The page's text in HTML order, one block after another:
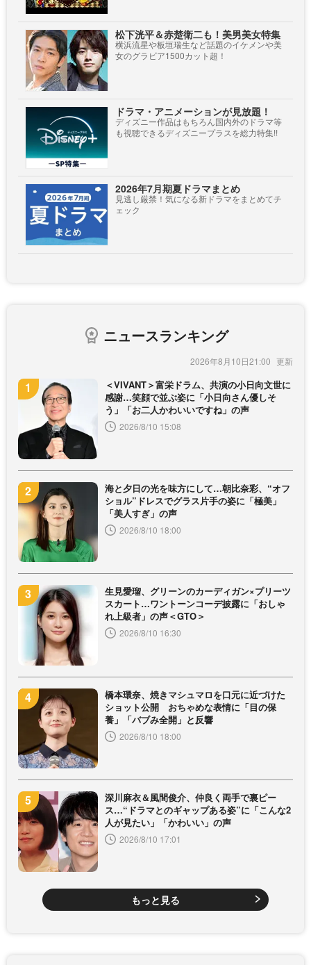
松下洸平＆赤楚衛二も！美男美女特集
横浜流星や板垣瑞生など話題のイケメンや美
女のグラビア1500カット超！
ドラマ・アニメーションが見放題！
ディズニー作品はもちろん国内外のドラマ等
も視聴できるディズニープラスを総力特集!!
2026年7月期夏ドラマまとめ
見逃し厳禁！気になる新ドラマをまとめてチ
ェック
ニュースランキング
2026年8月10日21:00
＜VIVANT＞富栄ドラム、共演の小日向文世に
感謝…笑顔で並ぶ姿に「小日向さん優しそ
う」「お二人かわいいですね」の声
2026/8/10 15:08
海と夕日の光を味方にして…朝比奈彩、“オフ
ショル”ドレスでグラス片手の姿に「極美」
「美人すぎ」の声
2026/8/10 18:00
生見愛瑠、グリーンのカーディガン×プリーツ
スカート…ワントーンコーデ披露に「おしゃ
れ上級者」の声＜GTO＞
2026/8/10 16:30
橋本環奈、焼きマシュマロを口元に近づけた
ショット公開 おちゃめな表情に「目の保
養」「バブみ全開」と反響
2026/8/10 18:00
深川麻衣＆風間俊介、仲良く両手で裏ピー
ス…“ドラマとのギャップある姿”に「こんな2
人が見たい」「かわいい」の声
2026/8/10 17:01
もっと見る